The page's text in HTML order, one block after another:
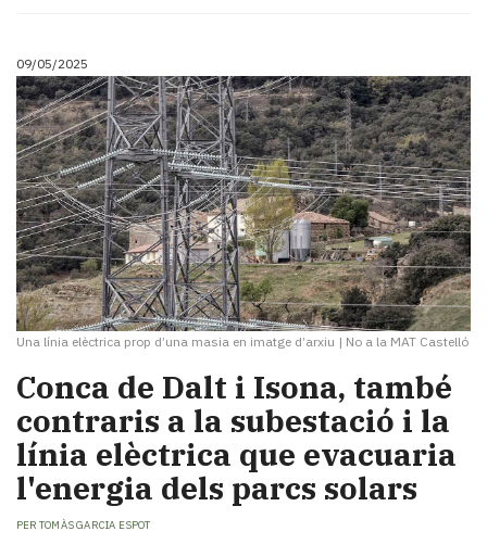
09/05/2025
Una línia elèctrica prop d’una masia en imatge d’arxiu | No a la MAT Castelló
Conca de Dalt i Isona, també
contraris a la subestació i la
línia elèctrica que evacuaria
l'energia dels parcs solars
PER TOMÀS GARCIA ESPOT